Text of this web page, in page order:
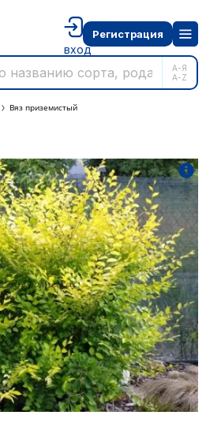
А-Я
A-Z
вход
Регистрация
Вяз приземистый